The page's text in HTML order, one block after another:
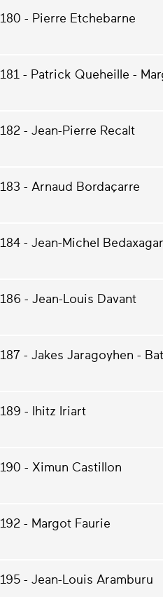
180 - Pierre Etchebarne
181 - Patrick Queheille -
182 - Jean-Pierre Recalt
183 - Arnaud Bordaçarre
184 - Jean-Michel Bedaxagar
186 - Jean-Louis Davant
187 - Jakes Jaragoyhen -
189 - Ihitz Iriart
190 - Ximun Castillon
192 - Margot Faurie
195 - Jean-Louis Aramburu